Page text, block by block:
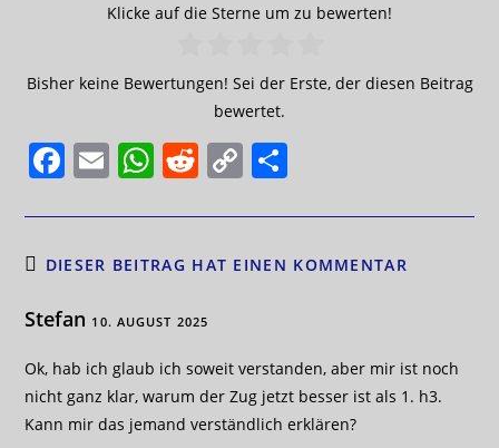
Klicke auf die Sterne um zu bewerten!
Bisher keine Bewertungen! Sei der Erste, der diesen Beitrag
bewertet.
F
c
e
b
o
o
k
E
ai
l
W
at
s
p
p
R
d
di
C
p
y
k
le
n
DIESER BEITRAG HAT EINEN KOMMENTAR
Stefan 10. AUGUST 2025
Ok, hab ich glaub ich soweit verstanden, aber mir ist noch
nicht ganz klar, warum der Zug jetzt besser ist als 1. h3.
Kann mir das jemand verständlich erklären?